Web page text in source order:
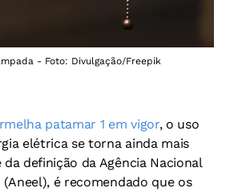
- Foto: Divulgação/Freepik
patamar 1 em vigor, o uso
elétrica se torna ainda mais
definição da Agência Nacional
é recomendado que os